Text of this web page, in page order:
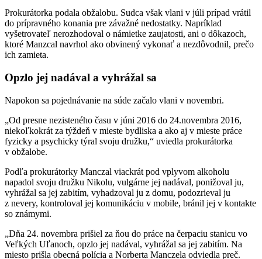
Prokurátorka podala obžalobu. Sudca však vlani v júli prípad vrátil
do prípravného konania pre závažné nedostatky. Napríklad
vyšetrovateľ nerozhodoval o námietke zaujatosti, ani o dôkazoch,
ktoré Manzcal navrhol ako obvinený vykonať a nezdôvodnil, prečo
ich zamieta.
Opzlo jej nadával a vyhrážal sa
Napokon sa pojednávanie na súde začalo vlani v novembri.
„Od presne nezisteného času v júni 2016 do 24.novembra 2016,
niekoľkokrát za týždeň v mieste bydliska a ako aj v mieste práce
fyzicky a psychicky týral svoju družku,“ uviedla prokurátorka
v obžalobe.
Podľa prokurátorky Manczal viackrát pod vplyvom alkoholu
napadol svoju družku Nikolu, vulgárne jej nadával, ponižoval ju,
vyhrážal sa jej zabitím, vyhadzoval ju z domu, podozrieval ju
z nevery, kontroloval jej komunikáciu v mobile, bránil jej v kontakte
so známymi.
„Dňa 24. novembra prišiel za ňou do práce na čerpaciu stanicu vo
Veľkých Uľanoch, opzlo jej nadával, vyhrážal sa jej zabitím. Na
miesto prišla obecná polícia a Norberta Manczela odviedla preč.